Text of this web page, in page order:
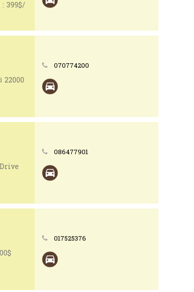
: 399$/
ដូជាច្រីន
22000
070774200
086477901
017525376